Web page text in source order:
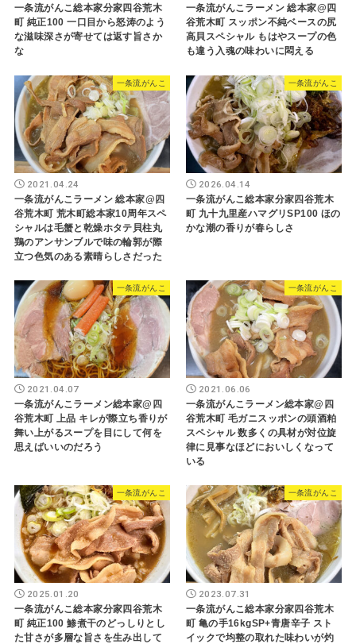
一条流がんこ総本家分家四谷荒木
町 純正100 一口目から怒涛のよう
な滋味深さが寄せては返す旨さか
な
一条流がんこラーメン 総本家@四
谷荒木町 スッポン不純ベースの尻
高貝スペシャル もはやスープの色
も違う入魂の味わいに悶える
一条流がんこ
2021.04.24
一条流がんこラーメン 総本家@四
谷荒木町 荒木町総本家10周年スペ
シャルは毛蟹と乾燥ホタテ貝柱丸
鶏のアンサンブルで味の輪郭が際
立つ色気のある素晴らしさだった
一条流がんこ
2026.04.14
一条流がんこ総本家分家四谷荒木
町 九十九里産ハマグリSP100 ほの
かな潮の香りが春らしさ
一条流がんこ
2021.04.07
一条流がんこラーメン総本家@四
谷荒木町 上品 キレが際立ち香りが
舞い上がるスープを目にして何を
思えばいいのだろう
一条流がんこ
2021.06.06
一条流がんこラーメン総本家@四
谷荒木町 毛ガニスッポンの頭酒粕
スペシャル 数多くの具材が対位旋
律に見事なほどにおいしくなって
いる
一条流がんこ
2025.01.20
一条流がんこ総本家分家四谷荒木
町 純正100 鯵煮干のどっしりとし
た甘さが多層な旨さを生み出して
一条流がんこ
2023.07.31
一条流がんこ総本家分家四谷荒木
町 亀の手16kgSP+青唐辛子 スト
イックで均整の取れた味わいが灼